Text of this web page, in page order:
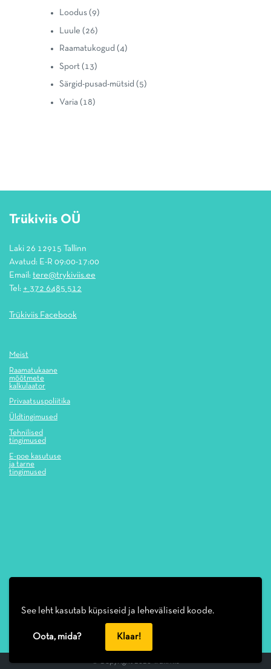
See leht kasutab küpsiseid ja leheväliseid koode.
Oota, mida? Klaar!
Loodus (9)
Luule (26)
Raamatukogud (4)
Sport (13)
Särgid-pusad-mütsid (5)
Varia (18)
Trükiviis OÜ
Laki 26 12915 Tallinn
Avatud: E-R 09:00-17:00
Email: tere@trykiviis.ee
Tel: + 372 6485 512
Trükiviis Facebook
Meist
Raamatukaane
mõõtmete
kalkulaator
Privaatsuspoliitika
Üldtingimused
Tehnilised
tingimused
E-poe kasutuse
ja tarne
tingimused
© Copyright 2026Trükiviis